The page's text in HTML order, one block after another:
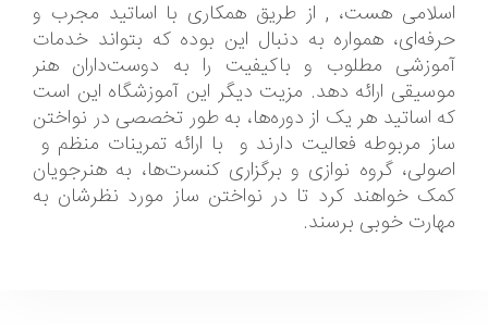
اسلامی هست، , از طریق همکاری با اساتید مجرب و
حرفه‌ای، همواره به دنبال این بوده که بتواند خدمات
آموزشی مطلوب و باکیفیت را به دوست‌داران هنر
موسیقی ارائه دهد. مزیت دیگر این آموزشگاه این است
که اساتید هر یک از دوره‌ها، به طور تخصصی در نواختن
ساز مربوطه فعالیت دارند و با ارائه تمرینات منظم و
اصولی، گروه نوازی و برگزاری کنسرت‌ها، به هنرجویان
کمک خواهند کرد تا در نواختن ساز مورد نظرشان به
مهارت خوبی برسند.